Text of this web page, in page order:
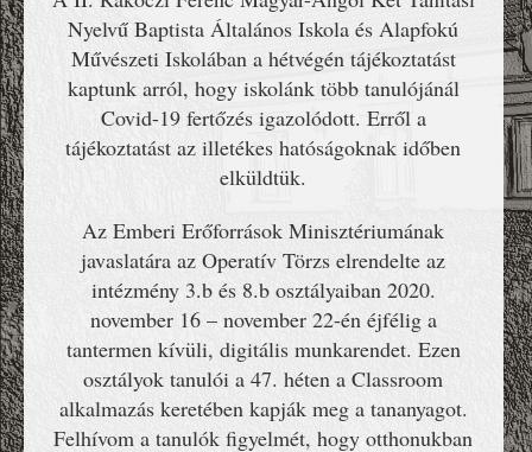
Nyelvű Baptista Általános Iskola és Alapfokú
Művészeti Iskolában a hétvégén tájékoztatást
kaptunk arról, hogy iskolánk több tanulójánál
Covid-19 fertőzés igazolódott. Erről a
tájékoztatást az illetékes hatóságoknak időben
elküldtük.
Az Emberi Erőforrások Minisztériumának
javaslatára az Operatív Törzs elrendelte az
intézmény 3.b és 8.b osztályaiban 2020.
november 16 – november 22-én éjfélig a
tantermen kívüli, digitális munkarendet. Ezen
osztályok tanulói a 47. héten a Classroom
alkalmazás keretében kapják meg a tananyagot.
Felhívom a tanulók figyelmét, hogy otthonukban